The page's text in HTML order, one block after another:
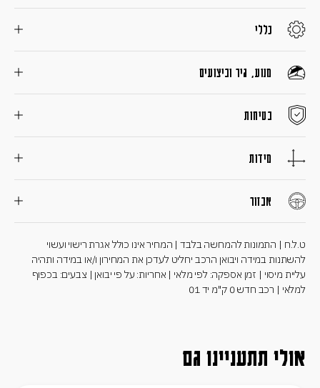
כללי
מנוע, גיר וביצועים
בטיחות
מידות
אבזור
ט.ל.ח | התמונות להמחשה בלבד | המחיר אינו כולל אגרת רישוי ועשוי
להשתנות במידה ויבואן הרכב יחליט לעדכן את המחירון ו/או במידה ותהיה
עליית מיסוי | זמן אספקה: לפי מלאי | אחריות: על פי יבואן | צבעים: בכפוף
למלאי | רכב חדש 0 ק"מ יד 01
אולי תתעניינו גם